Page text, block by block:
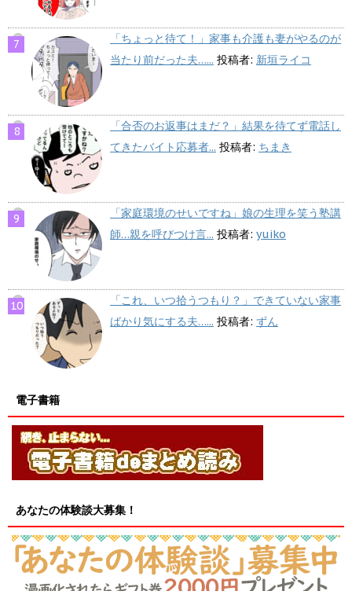
「ちょっと待て！」家事も介護も妻がやるのが
当たり前だった夫…... 投稿者: 新垣ライコ
「合否のお返事はまだ？」結果を待てず電話し
てきたバイト応募者... 投稿者: ちまき
「家庭環境のせいですね」娘の生理を笑う塾講
師…親を呼びつけ言... 投稿者: yuiko
「これ、いつ拾うつもり？」できていない家事
ばかり気にする夫…... 投稿者: ずん
電子書籍
あなたの体験談大募集！